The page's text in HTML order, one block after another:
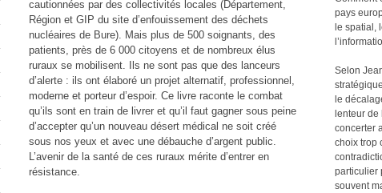
cautionnées par des collectivités locales (Département,
Région et GIP du site d’enfouissement des déchets
nucléaires de Bure). Mais plus de 500 soignants, des
patients, près de 6 000 citoyens et de nombreux élus
ruraux se mobilisent. Ils ne sont pas que des lanceurs
d’alerte : ils ont élaboré un projet alternatif, professionnel,
moderne et porteur d’espoir. Ce livre raconte le combat
qu’ils sont en train de livrer et qu’il faut gagner sous peine
d’accepter qu’un nouveau désert médical ne soit créé
sous nos yeux et avec une débauche d’argent public.
L’avenir de la santé de ces ruraux mérite d’entrer en
résistance.
pays
le spatial,
Selon
le
lenteur
concerter
choix trop
particulier
souvent